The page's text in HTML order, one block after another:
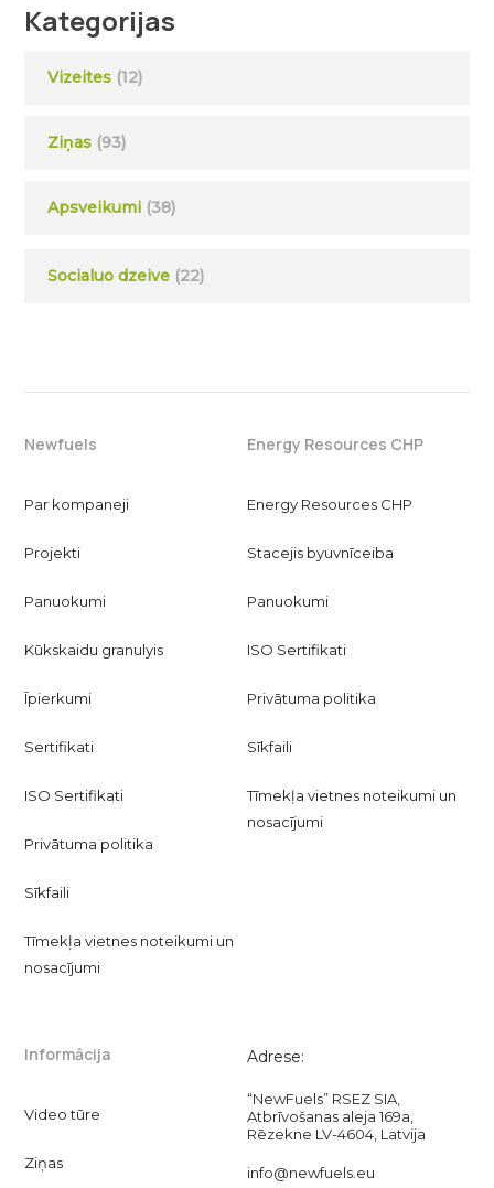
Kategorijas
Vizeites (12)
Ziņas (93)
Apsveikumi (38)
Socialuo dzeive (22)
Newfuels
Par kompaneji
Projekti
Panuokumi
Kūkskaidu granulyis
Īpierkumi
Sertifikati
ISO Sertifikati
Privātuma politika
Sīkfaili
Tīmekļa vietnes noteikumi un
nosacījumi
Energy Resources CHP
Energy Resources CHP
Stacejis byuvnīceiba
Panuokumi
ISO Sertifikati
Privātuma politika
Sīkfaili
Tīmekļa vietnes noteikumi un
nosacījumi
Informācija
Video tūre
Ziņas
Adrese:
“NewFuels” RSEZ SIA,
Atbrīvošanas aleja 169a,
Rēzekne LV-4604, Latvija
info@newfuels.eu